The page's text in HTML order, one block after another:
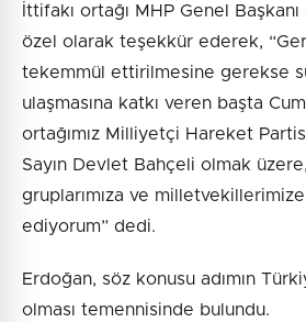
İttifakı ortağı MHP Genel
özel olarak teşekkür ederek,
tekemmül ettirilmesine gerekse
ulaşmasına katkı veren başta
ortağımız Milliyetçi Hareket
Sayın Devlet Bahçeli olmak
gruplarımıza ve
ediyorum” dedi.
Erdoğan, söz konusu adımın
olması temennisinde bulundu.